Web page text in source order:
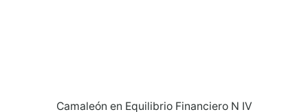
Camaleón en Equilibrio Financiero N IV